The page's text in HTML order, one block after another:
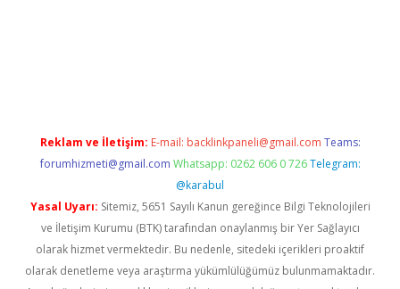
Reklam ve İletişim: E-mail: backlinkpaneli@gmail.com Teams:
forumhizmeti@gmail.com Whatsapp: 0262 606 0 726 Telegram:
@karabul
Yasal Uyarı: Sitemiz, 5651 Sayılı Kanun gereğince Bilgi Teknolojileri
ve İletişim Kurumu (BTK) tarafından onaylanmış bir Yer Sağlayıcı
olarak hizmet vermektedir. Bu nedenle, sitedeki içerikleri proaktif
olarak denetleme veya araştırma yükümlülüğümüz bulunmamaktadır.